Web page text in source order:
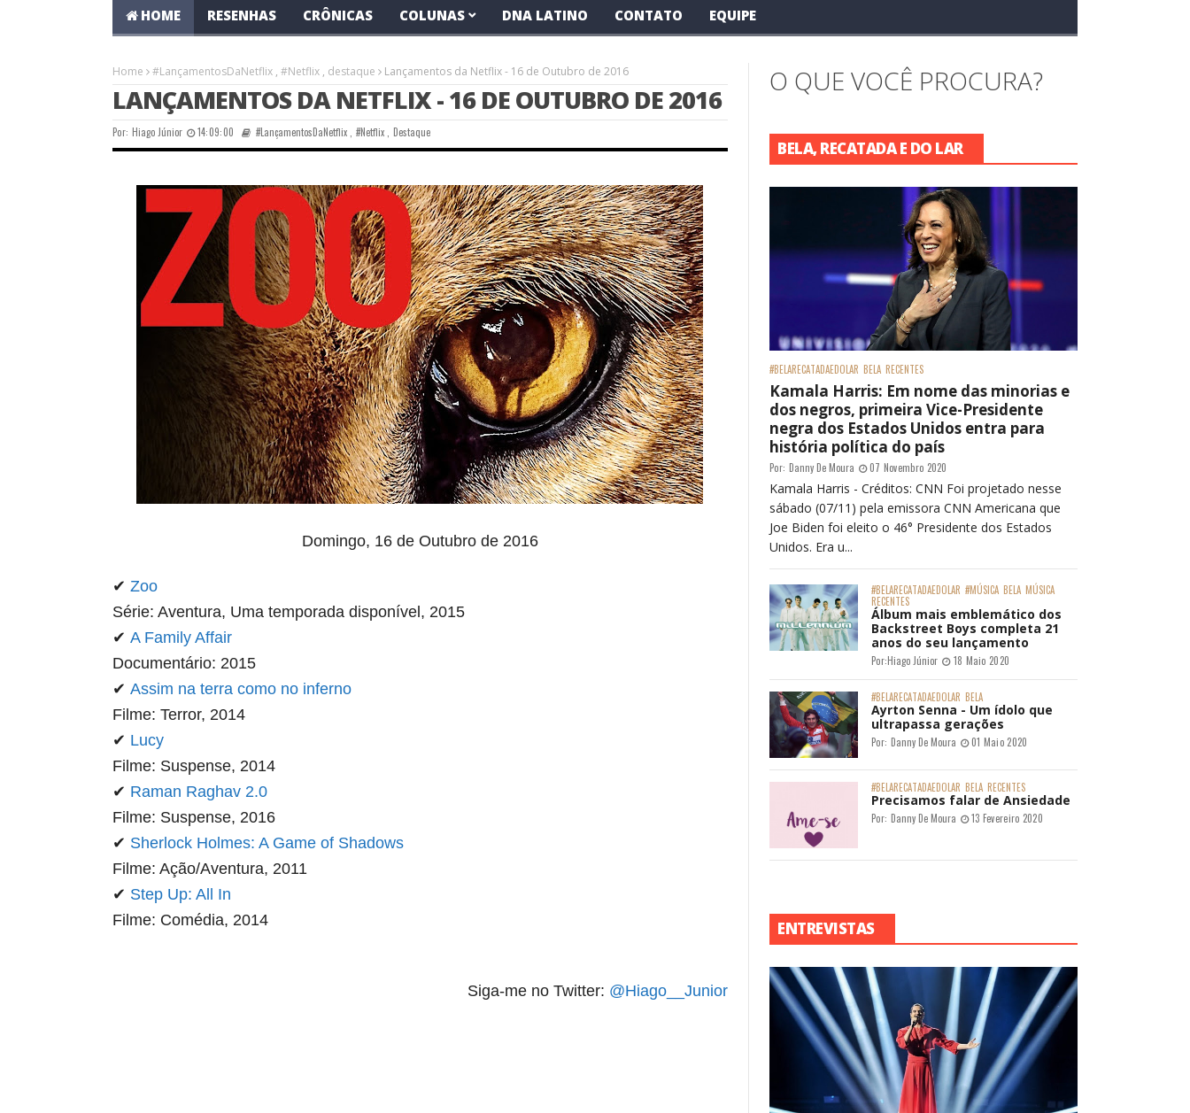
HOME RESENHAS CRÔNICAS COLUNAS DNA LATINO CONTATO EQUIPE
Home #LançamentosDaNetflix , #Netflix , destaque Lançamentos da Netflix - 16 de Outubro de 2016
LANÇAMENTOS DA NETFLIX - 16 DE OUTUBRO DE 2016
Por: Hiago Júnior 14:09:00 #LançamentosDaNetflix ,#Netflix Destaque
Domingo, 16 de Outubro de 2016
✔ Zoo
Série: Aventura, Uma temporada disponível, 2015
✔ A Family Affair
Documentário: 2015
✔ Assim na terra como no inferno
Filme: Terror, 2014
✔ Lucy
Filme: Suspense, 2014
✔ Raman Raghav 2.0
Filme: Suspense, 2016
✔ Sherlock Holmes: A Game of Shadows
Filme: Ação/Aventura, 2011
✔ Step Up: All In
Filme: Comédia, 2014
Siga-me no Twitter: @Hiago__Junior
O QUE VOCÊ PROCURA?
BELA, RECATADA E DO LAR
#BELARECATADAEDOLAR BELA RECENTES
Kamala Harris: Em nome das minorias e
dos negros, primeira Vice-Presidente
negra dos Estados Unidos entra para
história política do país
Por: Danny De Moura 07 Novembro 2020
Kamala Harris - Créditos: CNN Foi projetado nesse
sábado (07/11) pela emissora CNN Americana que
Joe Biden foi eleito o 46° Presidente dos Estados
Unidos. Era u...
#BELARECATADAEDOLAR #MÚSICA BELA MÚSICA
RECENTES
Álbum mais emblemático dos
Backstreet Boys completa 21
anos do seu lançamento
Por:Hiago Júnior 18 Maio 2020
#BELARECATADAEDOLAR BELA
Ayrton Senna - Um ídolo que
ultrapassa gerações
Por: Danny De Moura 01 Maio 2020
#BELARECATADAEDOLAR BELA RECENTES
Precisamos falar de Ansiedade
Por: Danny De Moura 13 Fevereiro 2020
ENTREVISTAS